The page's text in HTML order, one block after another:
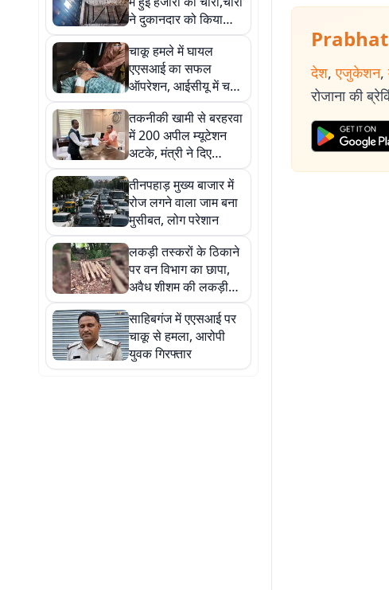
ने दुकानदार को किया
घायल
चाकू हमले में घायल
एएसआई का सफल
ऑपरेशन, आईसीयू में चल
रहा इलाज
तकनीकी खामी से बरहरवा
में 200 अपील म्यूटेशन
अटके, मंत्री ने दिए
समाधान के निर्देश
तीनपहाड़ मुख्य बाजार में
रोज लगने वाला जाम बना
मुसीबत, लोग परेशान
लकड़ी तस्करों के ठिकाने
पर वन विभाग का छापा,
अवैध शीशम की लकड़ी
बरामद
साहिबगंज में एएसआई पर
चाकू से हमला, आरोपी
युवक गिरफ्तार
देश, एजुकेशन,
रोजाना की